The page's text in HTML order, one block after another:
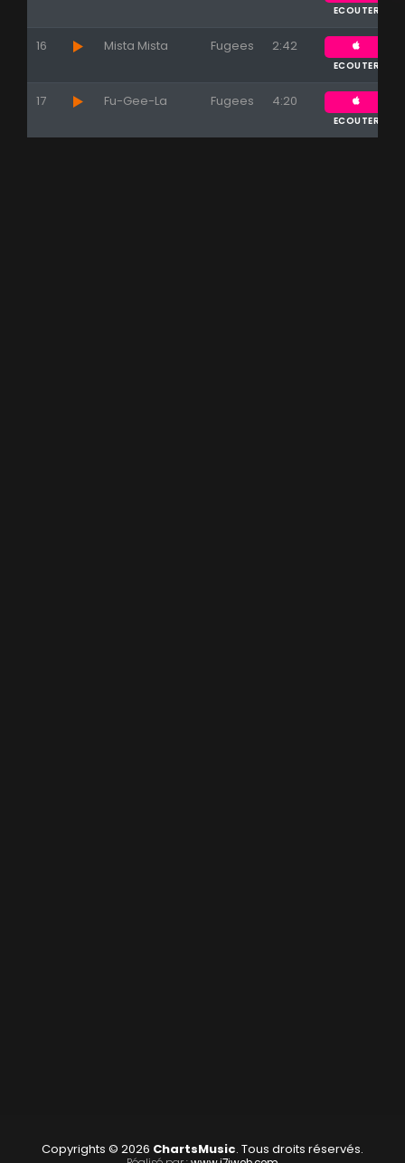
ECOUTER
16 Mista Mista Fugees 2:42
ECOUTER
17 Fu-Gee-La Fugees 4:20
ECOUTER
Copyrights © 2026 ChartsMusic. Tous droits réservés.